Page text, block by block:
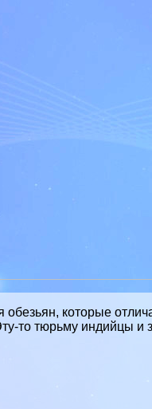
которые
то тюрьму индийцы и